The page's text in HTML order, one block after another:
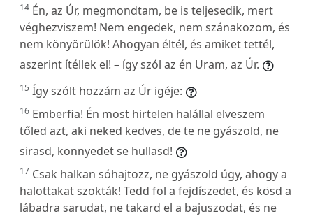
14 Én, az Úr, megmondtam, be is teljesedik, mert
véghezviszem! Nem engedek, nem szánakozom, és
nem könyörülök! Ahogyan éltél, és amiket tettél,
aszerint ítéllek el! – így szól az én Uram, az Úr.
15 Így szólt hozzám az Úr igéje:
16 Emberfia! Én most hirtelen halállal elveszem
tőled azt, aki neked kedves, de te ne gyászold, ne
sirasd, könnyedet se hullasd!
17 Csak halkan sóhajtozz, ne gyászold úgy, ahogy a
halottakat szokták! Tedd föl a fejdíszedet, és kösd a
lábadra sarudat, ne takard el a bajuszodat, és ne